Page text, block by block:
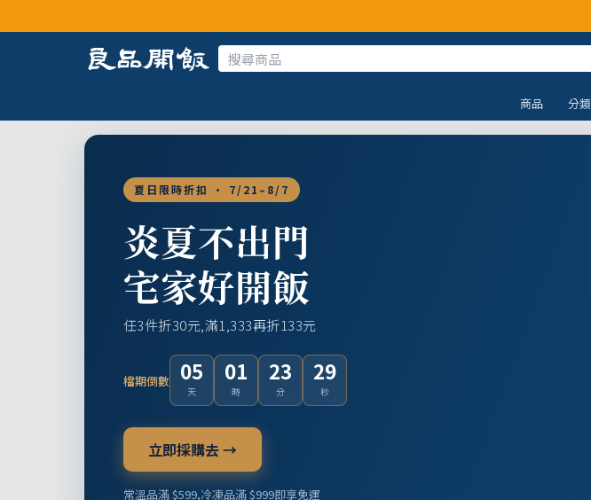
商品 分類
夏日限時折扣 · 7/21–8/7
炎夏不出門
宅家好開飯
任3件折30元,滿1,333再折133元
檔期倒數 05
天
01
時
23
分
28
秒
立即採購去 →
常溫品滿 $599,冷凍品滿 $999即享免運